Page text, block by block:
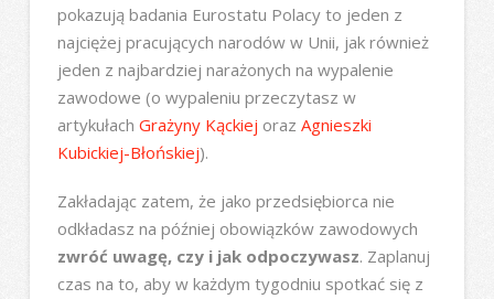
pokazują badania Eurostatu Polacy to jeden z
najciężej pracujących narodów w Unii, jak również
jeden z najbardziej narażonych na wypalenie
zawodowe (o wypaleniu przeczytasz w
artykułach Grażyny Kąckiej oraz Agnieszki
Kubickiej-Błońskiej).
Zakładając zatem, że jako przedsiębiorca nie
odkładasz na później obowiązków zawodowych
zwróć uwagę, czy i jak odpoczywasz. Zaplanuj
czas na to, aby w każdym tygodniu spotkać się z